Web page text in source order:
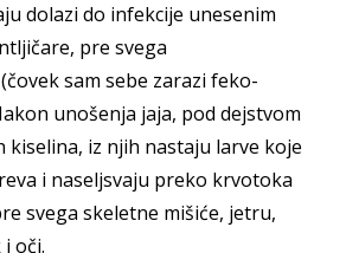
dolazi do infekcije unesenim
pre svega
sam sebe zarazi feko-
unošenja jaja, pod dejstvom
kiselina, iz njih nastaju larve koje
i naseljsvaju preko krvotoka
svega skeletne mišiće, jetru,
oči.